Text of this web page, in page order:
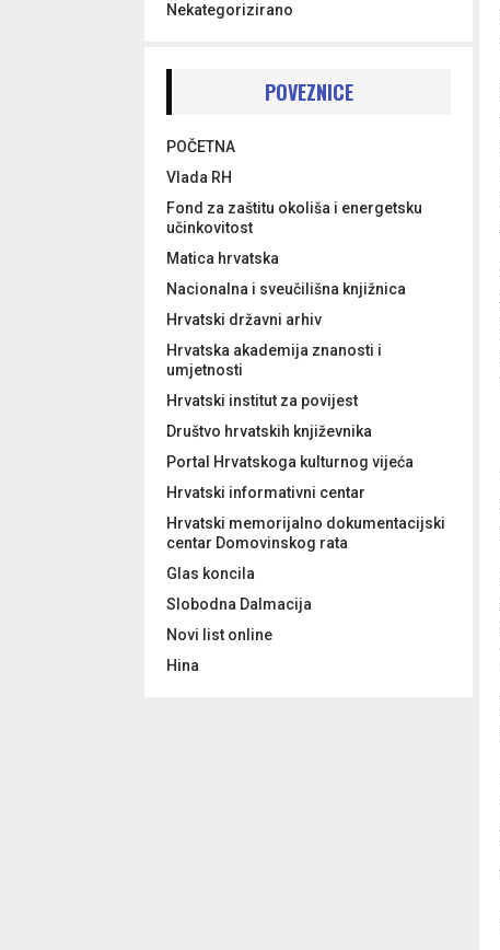
Nekategorizirano
POVEZNICE
POČETNA
Vlada RH
Fond za zaštitu okoliša i energetsku
učinkovitost
Matica hrvatska
Nacionalna i sveučilišna knjižnica
Hrvatski državni arhiv
Hrvatska akademija znanosti i
umjetnosti
Hrvatski institut za povijest
Društvo hrvatskih književnika
Portal Hrvatskoga kulturnog vijeća
Hrvatski informativni centar
Hrvatski memorijalno dokumentacijski
centar Domovinskog rata
Glas koncila
Slobodna Dalmacija
Novi list online
Hina